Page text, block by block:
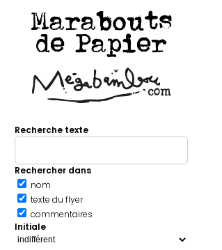
Marabouts
de Papier
Recherche texte
Rechercher dans
nom
texte du flyer
commentaires
Initiale